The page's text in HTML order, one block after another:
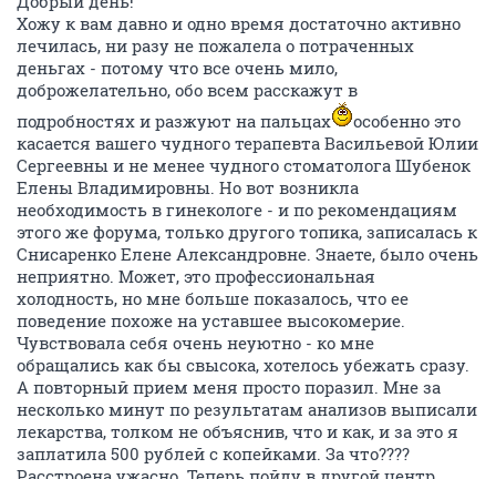
Хожу к вам давно и одно время достаточно активно
лечилась, ни разу не пожалела о потраченных
деньгах - потому что все очень мило,
доброжелательно, обо всем расскажут в
подробностях и разжуют на пальцах
особенно это
касается вашего чудного терапевта Васильевой Юлии
Сергеевны и не менее чудного стоматолога Шубенок
Елены Владимировны. Но вот возникла
необходимость в гинекологе - и по рекомендациям
этого же форума, только другого топика, записалась к
Снисаренко Елене Александровне. Знаете, было очень
неприятно. Может, это профессиональная
холодность, но мне больше показалось, что ее
поведение похоже на уставшее высокомерие.
Чувствовала себя очень неуютно - ко мне
обращались как бы свысока, хотелось убежать сразу.
А повторный прием меня просто поразил. Мне за
несколько минут по результатам анализов выписали
лекарства, толком не объяснив, что и как, и за это я
заплатила 500 рублей с копейками. За что????